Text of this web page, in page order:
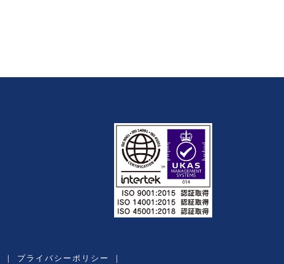
｜ プライバシーポリシー ｜